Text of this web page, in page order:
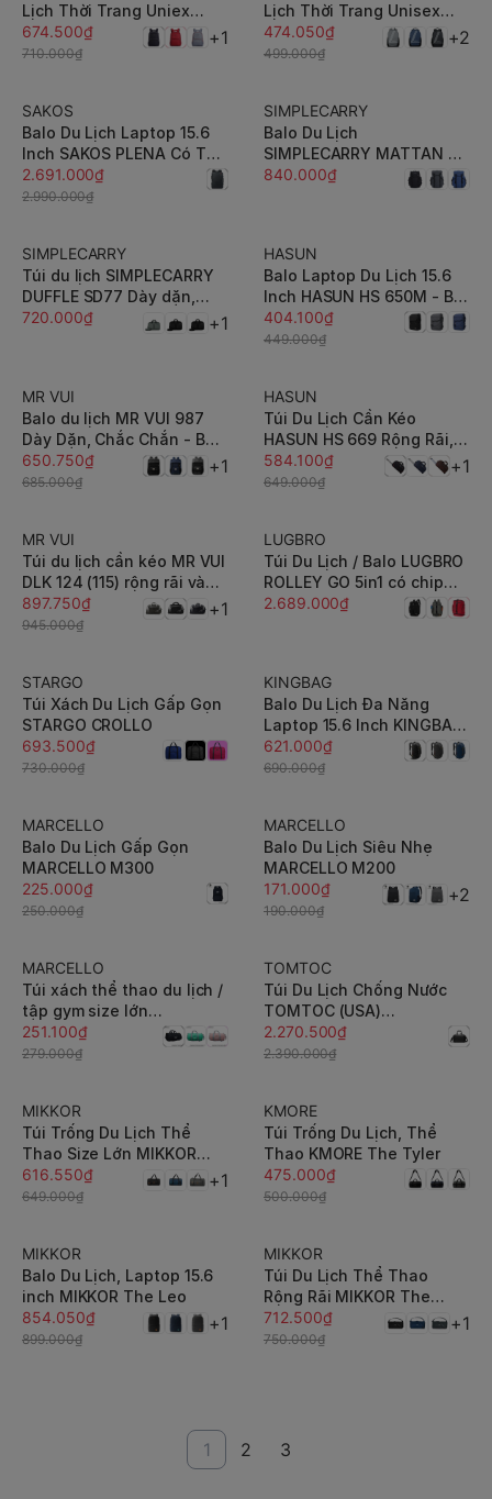
Lịch Thời Trang Uniex
STARGO FARAH - BH Dài
Hạn
674.500₫
710.000₫
+1
Lịch Thời Trang Unisex
STARGO AKTIF - BH Dài
Hạn
474.050₫
499.000₫
+2
-10%
SAKOS
Balo Du Lịch Laptop 15.6
Inch SAKOS PLENA Có Thể
Mở Rộng - BH Dài Hạn
2.691.000₫
2.990.000₫
SIMPLECARRY
Balo Du Lịch
SIMPLECARRY MATTAN 6
Sức Chứa Lớn, Dày dặn,
840.000₫
SIMPLECARRY
Túi du lịch SIMPLECARRY
DUFFLE SD77 Dày dặn,
Chắc Chắn
720.000₫ +1
-10%
HASUN
Balo Laptop Du Lịch 15.6
Inch HASUN HS 650M - BH
Dài Hạn
404.100₫
449.000₫
-5%
MR VUI
Balo du lịch MR VUI 987
Dày Dặn, Chắc Chắn - BH
Dài Hạn
650.750₫
685.000₫
+1
-10%
HASUN
Túi Du Lịch Cần Kéo
HASUN HS 669 Rộng Rãi,
Bền Bỉ
584.100₫
649.000₫
+1
-5%
MR VUI
Túi du lịch cần kéo MR VUI
DLK 124 (115) rộng rãi và
tiện dụng
897.750₫
945.000₫
+1
LUGBRO
Túi Du Lịch / Balo LUGBRO
ROLLEY GO 5in1 có chip
chống trộm RFID Block
2.689.000₫
-5%
STARGO
Túi Xách Du Lịch Gấp Gọn
STARGO CROLLO
693.500₫
730.000₫
-10%
KINGBAG
Balo Du Lịch Đa Năng
Laptop 15.6 Inch KINGBAG
COLUMBUS
621.000₫
690.000₫
-10%
MARCELLO
Balo Du Lịch Gấp Gọn
MARCELLO M300
225.000₫
250.000₫
-10%
MARCELLO
Balo Du Lịch Siêu Nhẹ
MARCELLO M200
171.000₫
190.000₫
+2
-10%
MARCELLO
Túi xách thể thao du lịch /
tập gym size lớn
MARCELLO T101 có ngăn
đựng giày, quai xách 2
251.100₫
279.000₫
-5%
TOMTOC
Túi Du Lịch Chống Nước
TOMTOC (USA)
NAVIGATOR-T31 Travel
Duffel Black T31M1D1
2.270.500₫
2.390.000₫
-5%
MIKKOR
Túi Trống Du Lịch Thể
Thao Size Lớn MIKKOR
The Sporty Gear
616.550₫
649.000₫
+1
-5%
KMORE
Túi Trống Du Lịch, Thể
Thao KMORE The Tyler
475.000₫
500.000₫
-5%
MIKKOR
Balo Du Lịch, Laptop 15.6
inch MIKKOR The Leo
854.050₫
899.000₫
+1
-5%
MIKKOR
Túi Du Lịch Thể Thao
Rộng Rãi MIKKOR The
Leroy
712.500₫
750.000₫
+1
1 2 3